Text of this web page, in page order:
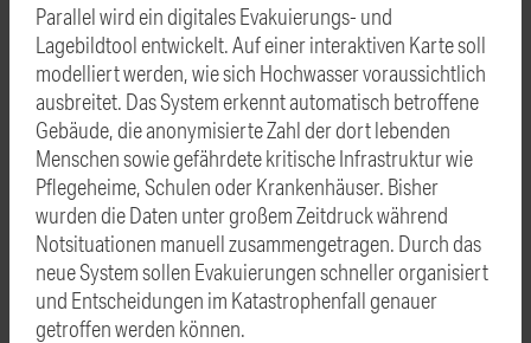
Parallel wird ein digitales Evakuierungs- und
Lagebildtool entwickelt. Auf einer interaktiven Karte soll
modelliert werden, wie sich Hochwasser voraussichtlich
ausbreitet. Das System erkennt automatisch betroffene
Gebäude, die anonymisierte Zahl der dort lebenden
Menschen sowie gefährdete kritische Infrastruktur wie
Pflegeheime, Schulen oder Krankenhäuser. Bisher
wurden die Daten unter großem Zeitdruck während
Notsituationen manuell zusammengetragen. Durch das
neue System sollen Evakuierungen schneller organisiert
und Entscheidungen im Katastrophenfall genauer
getroffen werden können.